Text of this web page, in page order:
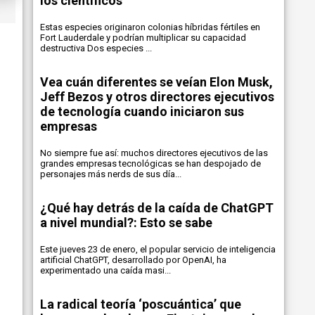
Estas especies originaron colonias híbridas fértiles en
Fort Lauderdale y podrían multiplicar su capacidad
destructiva Dos especies ...
Vea cuán diferentes se veían Elon Musk,
Jeff Bezos y otros directores ejecutivos
de tecnología cuando iniciaron sus
empresas
No siempre fue así: muchos directores ejecutivos de las
grandes empresas tecnológicas se han despojado de
personajes más nerds de sus día...
¿Qué hay detrás de la caída de ChatGPT
a nivel mundial?: Esto se sabe
Este jueves 23 de enero, el popular servicio de inteligencia
artificial ChatGPT, desarrollado por OpenAI, ha
experimentado una caída masi...
La radical teoría ‘poscuántica’ que